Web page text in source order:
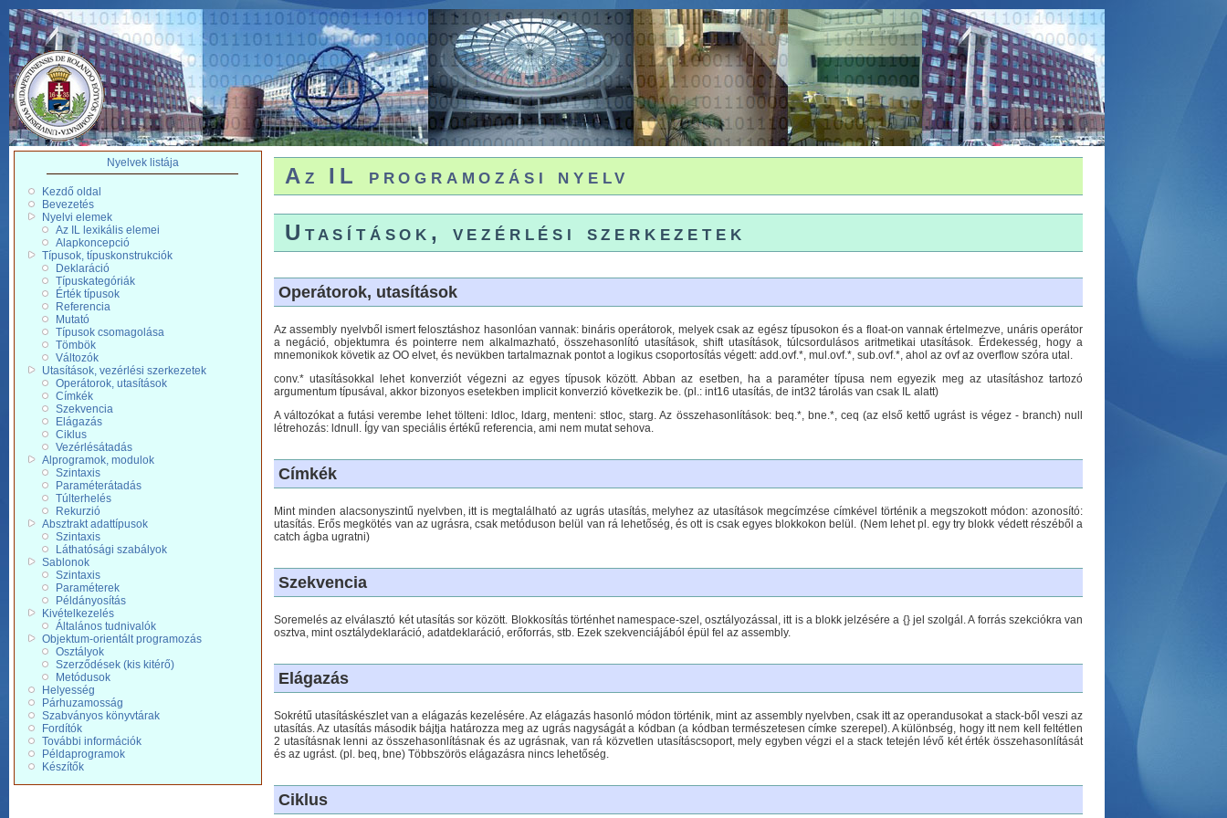
Nyelvek listája
Kezdő oldal
Bevezetés
Nyelvi elemek
Az IL lexikális elemei
Alapkoncepció
Típusok, típuskonstrukciók
Deklaráció
Típuskategóriák
Érték típusok
Referencia
Mutató
Típusok csomagolása
Tömbök
Változók
Utasítások, vezérlési szerkezetek
Operátorok, utasítások
Címkék
Szekvencia
Elágazás
Ciklus
Vezérlésátadás
Alprogramok, modulok
Szintaxis
Paraméterátadás
Túlterhelés
Rekurzió
Absztrakt adattípusok
Szintaxis
Láthatósági szabályok
Sablonok
Szintaxis
Paraméterek
Példányosítás
Kivételkezelés
Általános tudnivalók
Objektum-orientált programozás
Osztályok
Szerződések (kis kitérő)
Metódusok
Helyesség
Párhuzamosság
Szabványos könyvtárak
Fordítók
További információk
Példaprogramok
Készítők
Az IL programozási nyelv
Utasítások, vezérlési szerkezetek
Operátorok, utasítások
Az assembly nyelvből ismert felosztáshoz hasonlóan vannak: bináris operátorok, melyek csak az egész típusokon és a float-on vannak értelmezve, unáris operátor
a negáció, objektumra és pointerre nem alkalmazható, összehasonlító utasítások, shift utasítások, túlcsordulásos aritmetikai utasítások. Érdekesség, hogy a
mnemonikok követik az OO elvet, és nevükben tartalmaznak pontot a logikus csoportosítás végett: add.ovf.*, mul.ovf.*, sub.ovf.*, ahol az ovf az overflow szóra utal.
conv.* utasításokkal lehet konverziót végezni az egyes típusok között. Abban az esetben, ha a paraméter típusa nem egyezik meg az utasításhoz tartozó
argumentum típusával, akkor bizonyos esetekben implicit konverzió következik be. (pl.: int16 utasítás, de int32 tárolás van csak IL alatt)
A változókat a futási verembe lehet tölteni: ldloc, ldarg, menteni: stloc, starg. Az összehasonlítások: beq.*, bne.*, ceq (az első kettő ugrást is végez - branch) null
létrehozás: ldnull. Így van speciális értékű referencia, ami nem mutat sehova.
Címkék
Mint minden alacsonyszintű nyelvben, itt is megtalálható az ugrás utasítás, melyhez az utasítások megcímzése címkével történik a megszokott módon: azonosító:
utasítás. Erős megkötés van az ugrásra, csak metóduson belül van rá lehetőség, és ott is csak egyes blokkokon belül. (Nem lehet pl. egy try blokk védett részéből a
catch ágba ugratni)
Szekvencia
Soremelés az elválasztó két utasítás sor között. Blokkosítás történhet namespace-szel, osztályozással, itt is a blokk jelzésére a {} jel szolgál. A forrás szekciókra van
osztva, mint osztálydeklaráció, adatdeklaráció, erőforrás, stb. Ezek szekvenciájából épül fel az assembly.
Elágazás
Sokrétű utasításkészlet van a elágazás kezelésére. Az elágazás hasonló módon történik, mint az assembly nyelvben, csak itt az operandusokat a stack-ből veszi az
utasítás. Az utasítás második bájtja határozza meg az ugrás nagyságát a kódban (a kódban természetesen címke szerepel). A különbség, hogy itt nem kell feltétlen
2 utasításnak lenni az összehasonlításnak és az ugrásnak, van rá közvetlen utasításcsoport, mely egyben végzi el a stack tetején lévő két érték összehasonlítását
és az ugrást. (pl. beq, bne) Többszörös elágazásra nincs lehetőség.
Ciklus